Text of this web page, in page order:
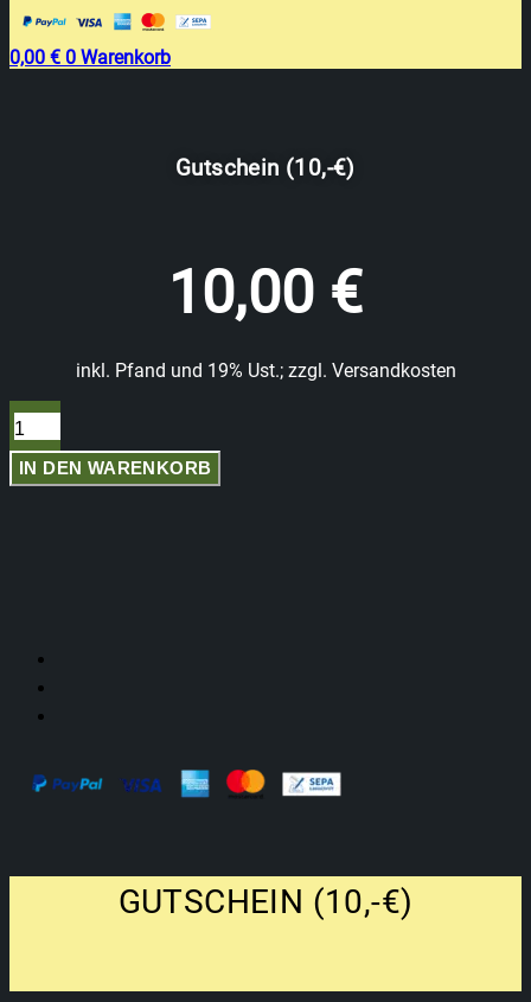
0,00 € 0 Warenkorb
Gutschein (10,-€)
10,00 €
inkl. Pfand und 19% Ust.; zzgl. Versandkosten
Gutschein
(10,-
€)
Menge
IN DEN WARENKORB
GUTSCHEIN (10,-€)